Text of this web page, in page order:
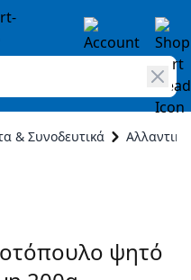
& Συνοδευτικά Αλλαντικά
ψητό